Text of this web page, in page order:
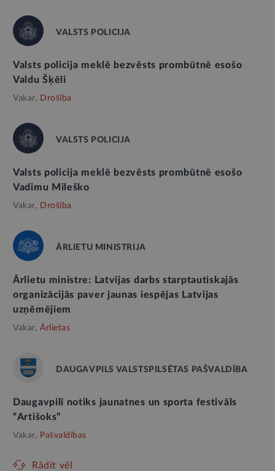
VALSTS POLICIJA
Valsts policija meklē bezvēsts prombūtnē esošo
Valdu Šķēli
Vakar, Drošība
VALSTS POLICIJA
Valsts policija meklē bezvēsts prombūtnē esošo
Vadimu Mileško
Vakar, Drošība
ĀRLIETU MINISTRIJA
Ārlietu ministre: Latvijas darbs starptautiskajās
organizācijās paver jaunas iespējas Latvijas
uzņēmējiem
Vakar, Ārlietas
DAUGAVPILS VALSTSPILSĒTAS PAŠVALDĪBA
Daugavpilī notiks jaunatnes un sporta festivāls
“Artišoks”
Vakar, Pašvaldības
Rādīt vēl